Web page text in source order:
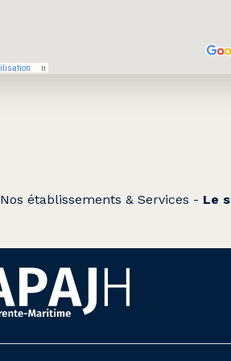
Nos établissements & Services - Le